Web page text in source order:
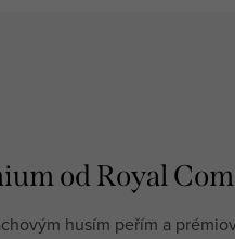
od Royal
husím peřím a